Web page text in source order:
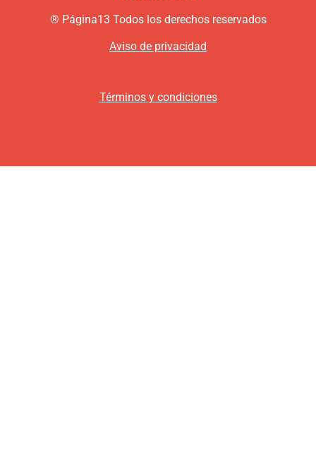
® Página13 Todos los derechos reservados
Aviso de privacidad
Términos y condiciones